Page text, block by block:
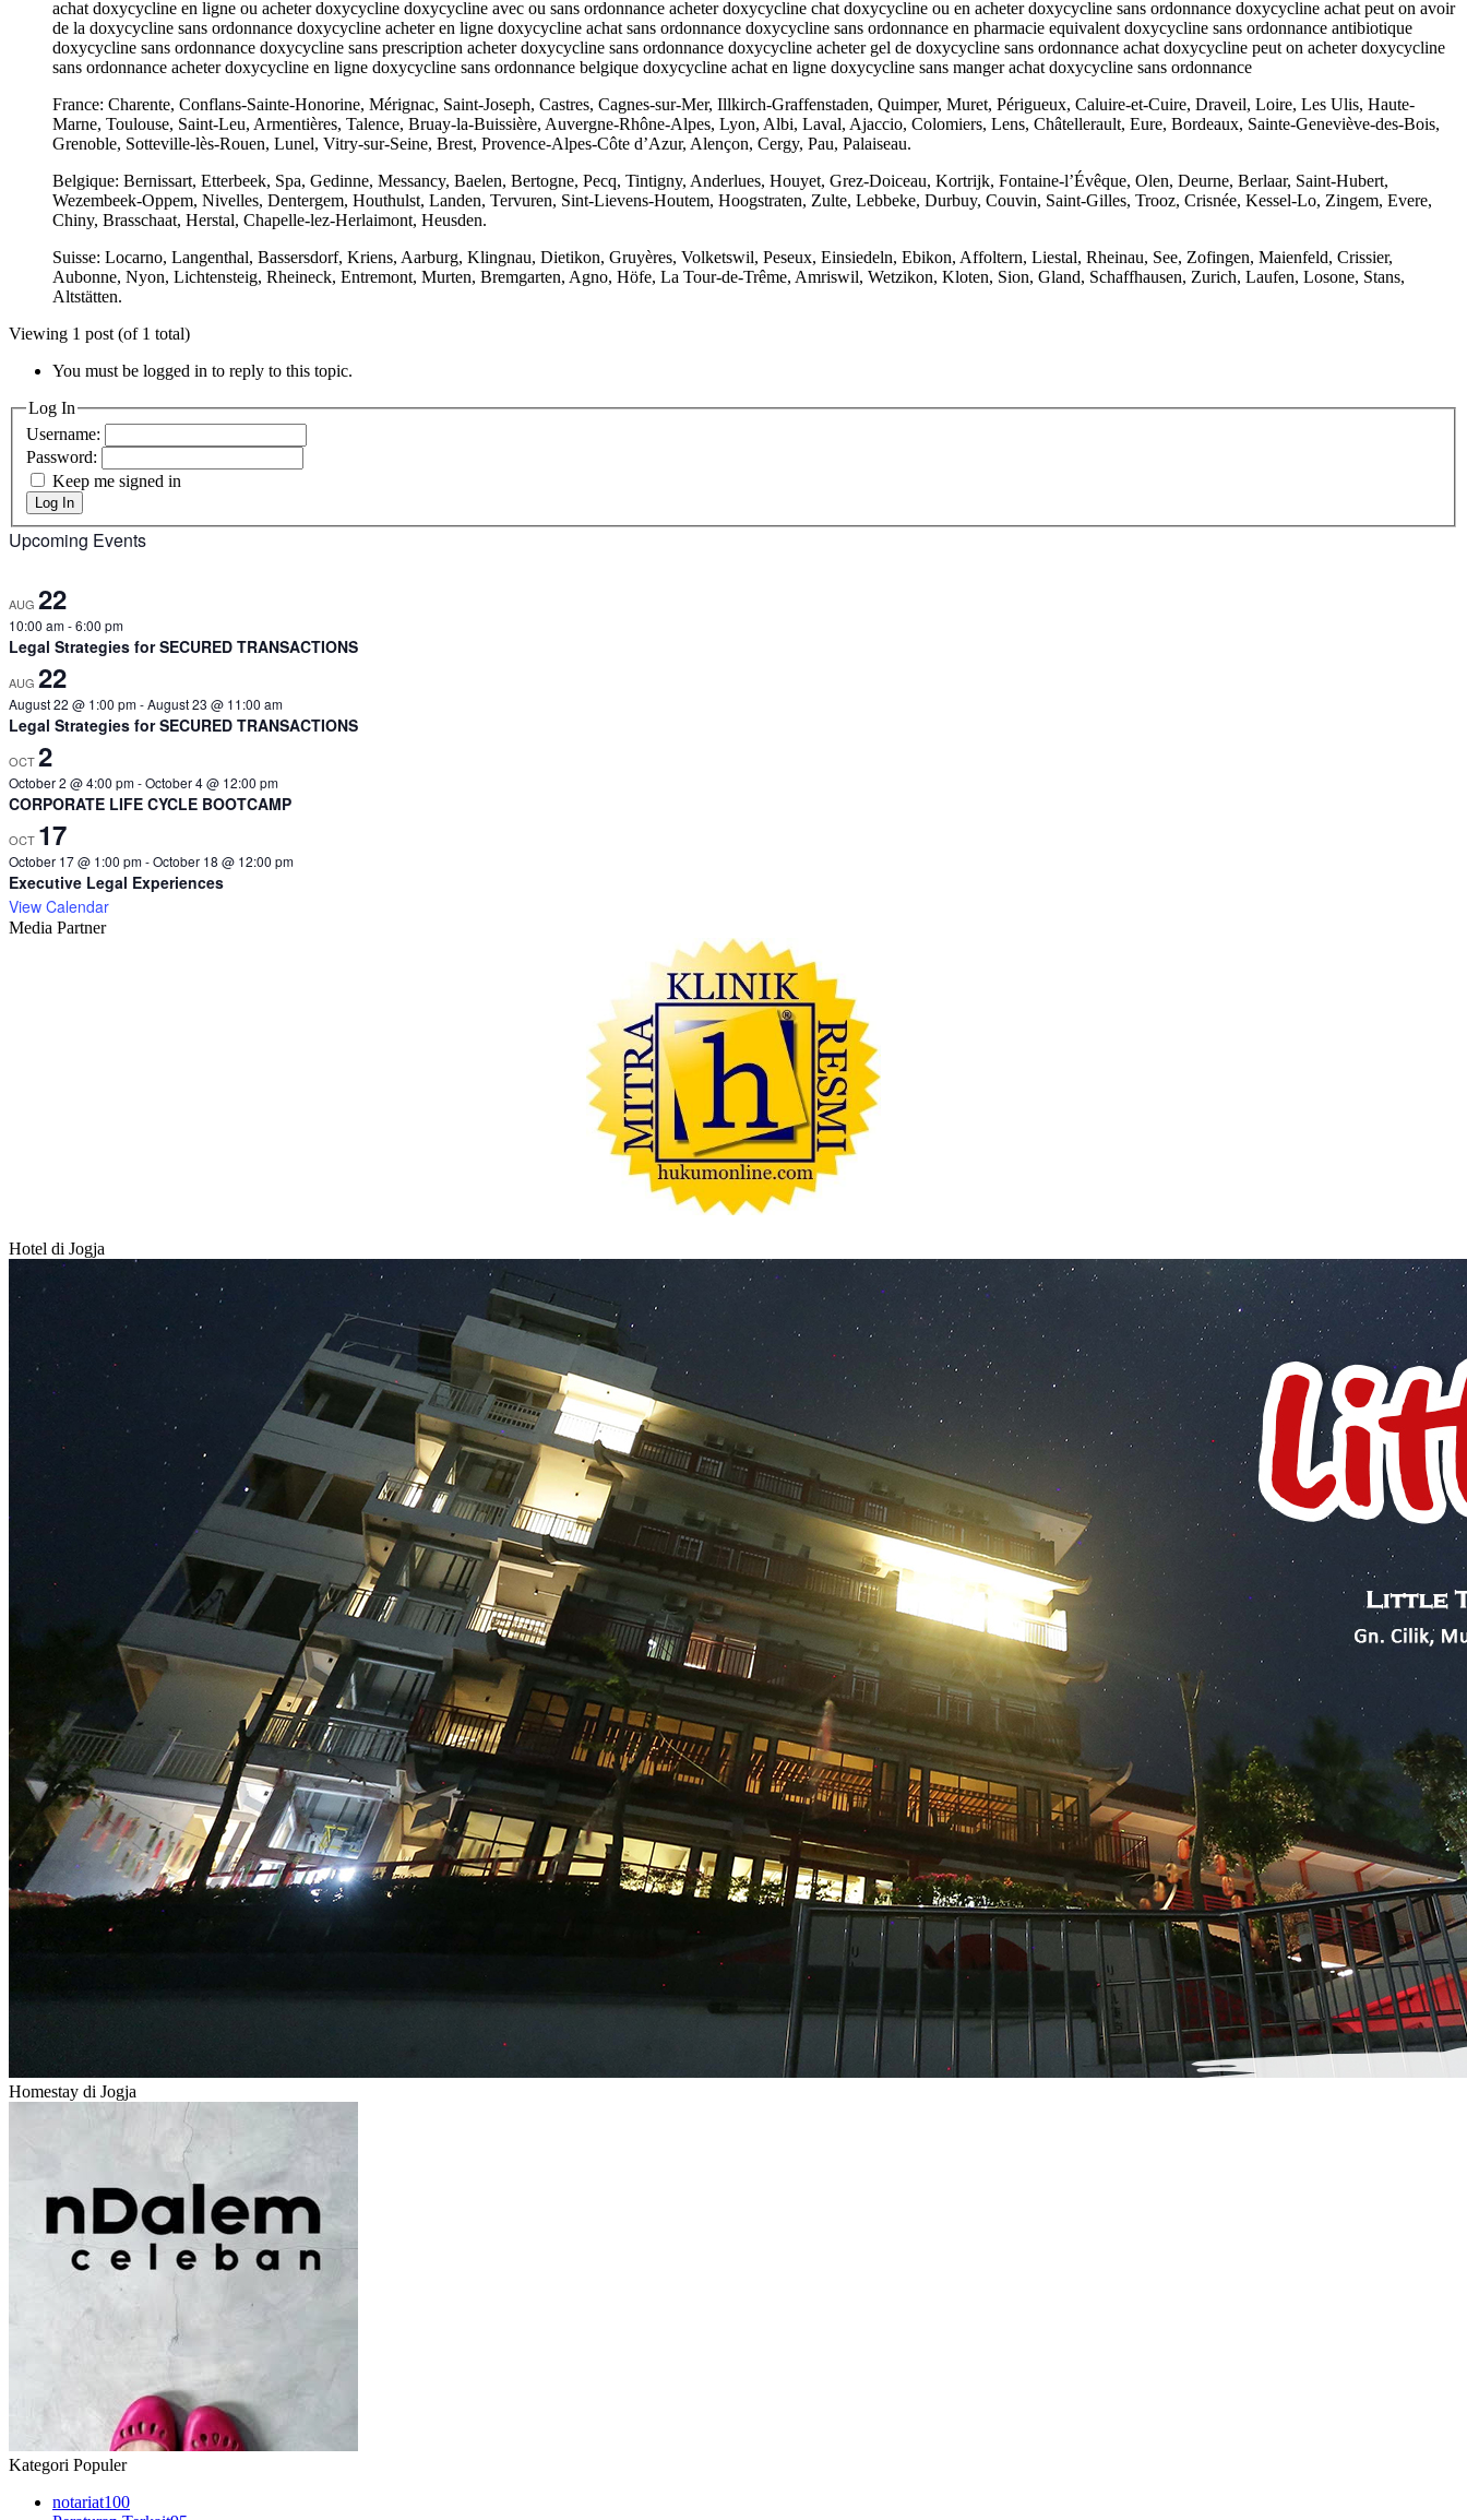
achat doxycycline en ligne ou acheter doxycycline doxycycline avec ou sans ordonnance acheter doxycycline chat doxycycline ou en acheter doxycycline sans ordonnance doxycycline achat peut on avoir
de la doxycycline sans ordonnance doxycycline acheter en ligne doxycycline achat sans ordonnance doxycycline sans ordonnance en pharmacie equivalent doxycycline sans ordonnance antibiotique
doxycycline sans ordonnance doxycycline sans prescription acheter doxycycline sans ordonnance doxycycline acheter gel de doxycycline sans ordonnance achat doxycycline peut on acheter doxycycline
sans ordonnance acheter doxycycline en ligne doxycycline sans ordonnance belgique doxycycline achat en ligne doxycycline sans manger achat doxycycline sans ordonnance
France: Charente, Conflans-Sainte-Honorine, Mérignac, Saint-Joseph, Castres, Cagnes-sur-Mer, Illkirch-Graffenstaden, Quimper, Muret, Périgueux, Caluire-et-Cuire, Draveil, Loire, Les Ulis, Haute-
Marne, Toulouse, Saint-Leu, Armentières, Talence, Bruay-la-Buissière, Auvergne-Rhône-Alpes, Lyon, Albi, Laval, Ajaccio, Colomiers, Lens, Châtellerault, Eure, Bordeaux, Sainte-Geneviève-des-Bois,
Grenoble, Sotteville-lès-Rouen, Lunel, Vitry-sur-Seine, Brest, Provence-Alpes-Côte d’Azur, Alençon, Cergy, Pau, Palaiseau.
Belgique: Bernissart, Etterbeek, Spa, Gedinne, Messancy, Baelen, Bertogne, Pecq, Tintigny, Anderlues, Houyet, Grez-Doiceau, Kortrijk, Fontaine-l’Évêque, Olen, Deurne, Berlaar, Saint-Hubert,
Wezembeek-Oppem, Nivelles, Dentergem, Houthulst, Landen, Tervuren, Sint-Lievens-Houtem, Hoogstraten, Zulte, Lebbeke, Durbuy, Couvin, Saint-Gilles, Trooz, Crisnée, Kessel-Lo, Zingem, Evere,
Chiny, Brasschaat, Herstal, Chapelle-lez-Herlaimont, Heusden.
Suisse: Locarno, Langenthal, Bassersdorf, Kriens, Aarburg, Klingnau, Dietikon, Gruyères, Volketswil, Peseux, Einsiedeln, Ebikon, Affoltern, Liestal, Rheinau, See, Zofingen, Maienfeld, Crissier,
Aubonne, Nyon, Lichtensteig, Rheineck, Entremont, Murten, Bremgarten, Agno, Höfe, La Tour-de-Trême, Amriswil, Wetzikon, Kloten, Sion, Gland, Schaffhausen, Zurich, Laufen, Losone, Stans,
Altstätten.
Viewing 1 post (of 1 total)
You must be logged in to reply to this topic.
Log In
Username:
Password:
Keep me signed in
Log In
Upcoming Events
AUG 22
10:00 am-6:00 pm
Legal Strategies for SECURED TRANSACTIONS
AUG 22
August 22 @ 1:00 pm-August 23 @ 11:00 am
Legal Strategies for SECURED TRANSACTIONS
OCT2
October 2 @ 4:00 pm-October 4 @ 12:00 pm
CORPORATE LIFE CYCLE BOOTCAMP
OCT 17
October 17 @ 1:00 pm-October 18 @ 12:00 pm
Executive Legal Experiences
View Calendar
Media Partner
Hotel di Jogja
Homestay di Jogja
Kategori Populer
notariat100